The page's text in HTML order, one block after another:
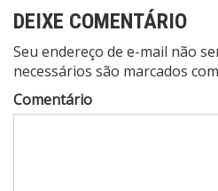
DEIXE COMENTÁRIO
Seu endereço de e-mail não
necessários são marcados
Comentário